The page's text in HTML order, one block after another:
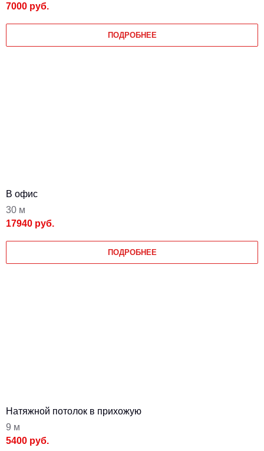
7000 руб.
ПОДРОБНЕЕ
В офис
30 м
17940 руб.
ПОДРОБНЕЕ
Натяжной потолок в прихожую
9 м
5400 руб.